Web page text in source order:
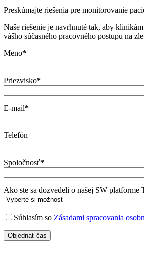
Preskúmajte riešenia pre monitorovanie
Naše riešenie je navrhnuté tak, aby
vášho súčasného pracovného postupu na
Meno*
Priezvisko*
E-mail*
Telefón
Spoločnosť*
Ako ste sa dozvedeli o našej SW platforme
Súhlasím so Zásadami spracovania